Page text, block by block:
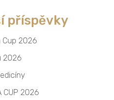
příspěvky
Cup 2026
2026
CUP 2026